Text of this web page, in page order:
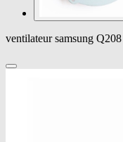
ventilateur samsung